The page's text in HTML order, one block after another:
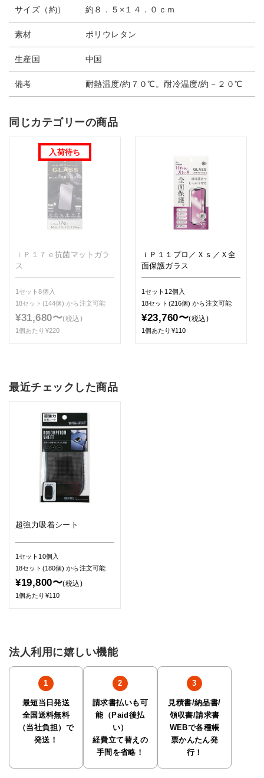
サイズ（約） 約８．５×１４．０ｃｍ
素材 ポリウレタン
生産国 中国
備考 耐熱温度/約７０℃。耐冷温度/約－２０℃
同じカテゴリーの商品
ｉＰ１７ｅ抗菌マットガラ
ス
1セット8個入
18セット(144個)から注文可能
¥31,680〜(税込)
1個あたり¥220
ｉＰ１１プロ／Ｘｓ／Ｘ全
面保護ガラス
1セット12個入
18セット(216個)から注文可能
¥23,760〜(税込)
1個あたり¥110
最近チェックした商品
超強力吸着シート
1セット10個入
18セット(180個)から注文可能
¥19,800〜(税込)
1個あたり¥110
法人利用に嬉しい機能
最短当日発送
全国送料無料
（当社負担）で
発送！
請求書払いも可
能（Paid後払
い）
経費立て替えの
手間を省略！
見積書/納品書/
領収書/請求書
WEBで各種帳
票かんたん発
行！